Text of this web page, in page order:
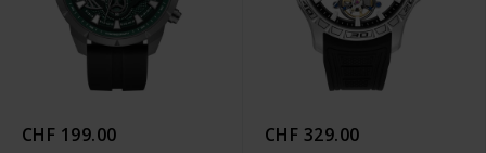
CHF 199.00 CHF 329.00